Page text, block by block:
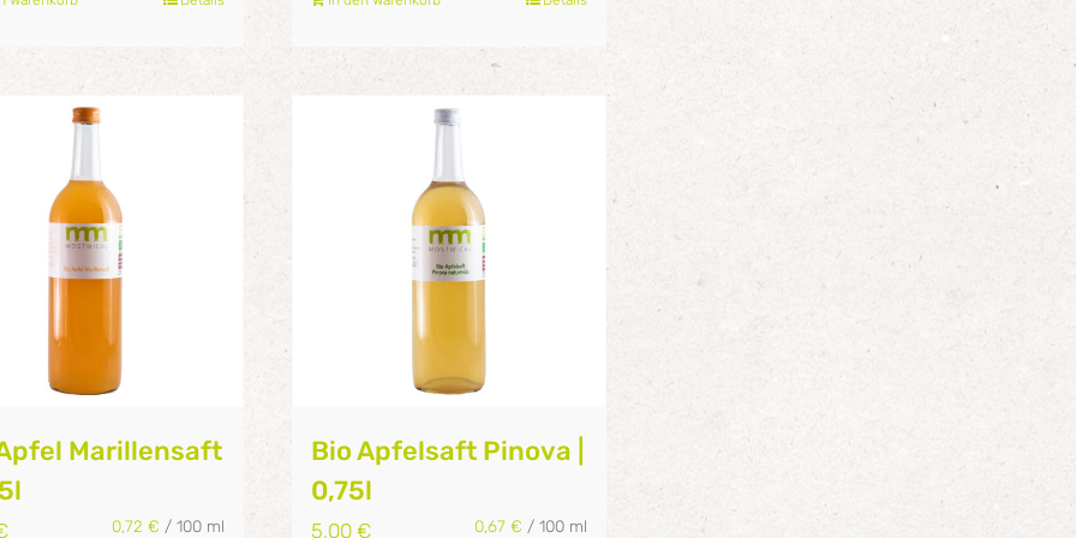
Marillensaft
0,72 € / 100 ml
Bio Apfelsaft Pinova |
0,75l
5,00 € 0,67 € / 100 ml